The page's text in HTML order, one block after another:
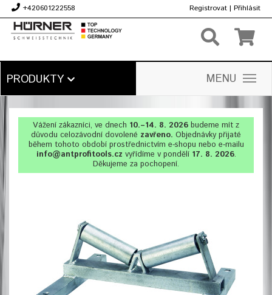
+420601222558 Registrovat | Přihlásit
PRODUKTY MENU
Vážení zákazníci, ve dnech 10.–14. 8. 2026 budeme mít z
důvodu celozávodní dovolené zavřeno. Objednávky přijaté
během tohoto období prostřednictvím e-shopu nebo e-mailu
info@antprofitools.cz vyřídíme v pondělí 17. 8. 2026.
Děkujeme za pochopení.